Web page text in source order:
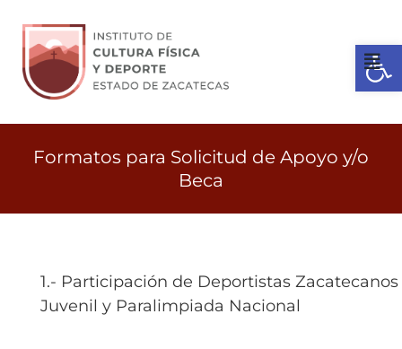
contenido
Transparencia
Formatos para Solicitud de Apoyo y/o
Beca
1.- Participación de Deportistas
Juvenil y Paralimpiada Nacional